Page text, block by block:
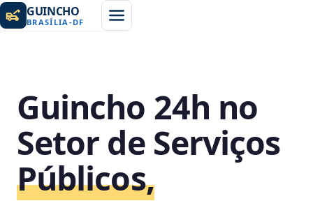
GUINCHO
BRASÍLIA -DF
Guincho 24h no
Setor de Serviços
Públicos,